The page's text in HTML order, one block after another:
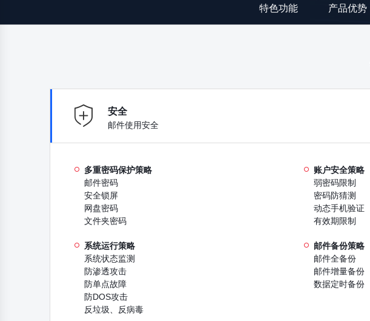
特色功能 产品优势
安全
邮件使用安全
多重密码保护策略
邮件密码
安全锁屏
网盘密码
文件夹密码
账户安全策略
弱密码限制
密码防猜测
动态手机验证
有效期限制
系统运行策略
系统状态监测
防渗透攻击
防单点故障
防DOS攻击
反垃圾、反病毒
邮件备份策略
邮件全备份
邮件增量备份
数据定时备份